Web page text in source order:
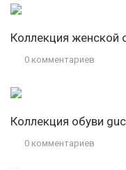
Коллекция женской
0 комментариев
Коллекция обуви
0 комментариев